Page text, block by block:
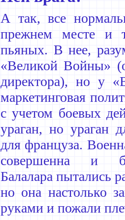
А так, все
прежнем месте и
пьяных. В нее,
«Великой Войны»
директора), но у
маркетинговая
с учетом боевых
ураган, но ураган
для француза.
совершенна и
Балалара пытались
но она настолько
руками и пожали